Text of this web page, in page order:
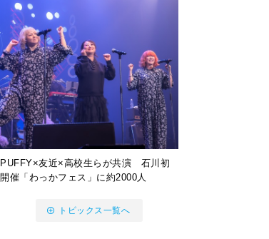
PUFFY×友近×高校生らが共演 石川初
開催「わっかフェス」に約2000人
トピックス一覧へ